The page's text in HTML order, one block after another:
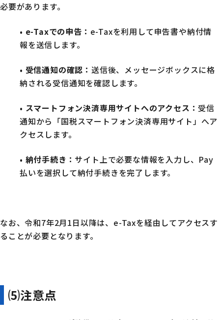
必要があります。
• e-Taxでの申告 ： e-Taxを利用して申告書や納付情
報を送信します。
• 受信通知の確認 ：送信後、メッセージボックスに格
納される受信通知を確認します。
• スマートフォン決済専用サイトへのアクセス ： 受信
通知から「国税スマートフォン決済専用サイト」へア
クセスします。
• 納付手続き ： サイト上で必要な情報を入力し、Pay
払いを選択して納付手続きを完了します。
なお、令和7年2月1日以降は、e-Taxを経由してアクセスす
ることが必要となります。
⑸注意点